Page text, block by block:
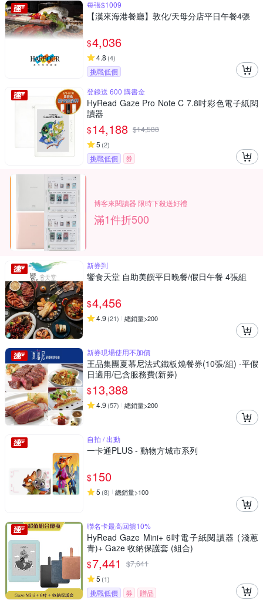
每張$1009
【漢來海港餐廳】敦化/天母分店平日午餐4張
$4,036
4.8 (4)
挑戰低價
登錄送 600 購書金
HyRead Gaze Pro Note C 7.8吋彩色電子紙閱
讀器
$14,188 $14,588
5 (2)
挑戰低價 券
博客來閱讀器 限時下殺送好禮
滿1件折500
新券到
饗食天堂 自助美饌平日晚餐/假日午餐 4張組
$4,456
4.9 (21) 總銷量>200
新券現場使用不加價
王品集團夏慕尼法式鐵板燒餐券(10張/組) -平假
日適用/已含服務費(新券)
$13,388
4.9 (57) 總銷量>200
自拍 / 出動
一卡通PLUS - 動物方城市系列
$150
5 (8) 總銷量>100
聯名卡最高回饋10%
HyRead Gaze Mini+ 6吋電子紙閱讀器 (淺蔥
青)+ Gaze 收納保護套 (組合)
$7,441 $7,641
5 (1)
挑戰低價 券
贈品